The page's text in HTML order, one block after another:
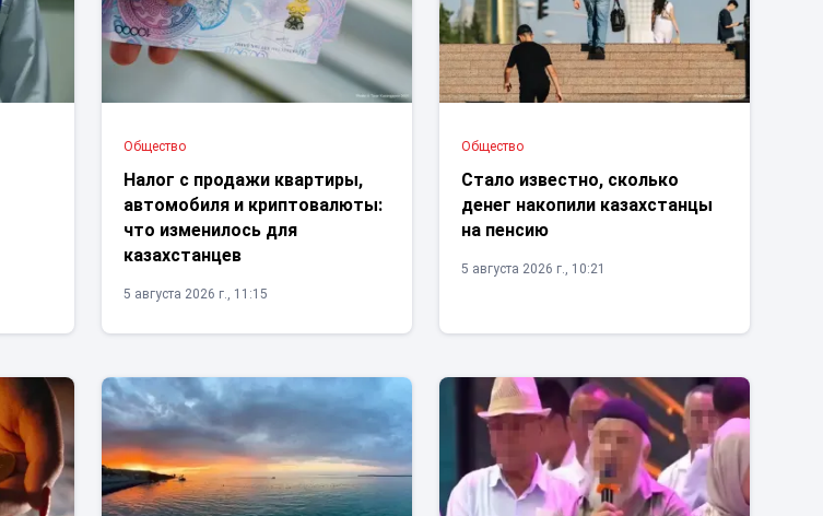
Общество
Налог с продажи квартиры,
автомобиля и криптовалюты:
что изменилось для
казахстанцев
5 августа 2026 г., 11:15
Общество
Стало известно, сколько
денег накопили казахстанцы
на пенсию
5 августа 2026 г., 10:21